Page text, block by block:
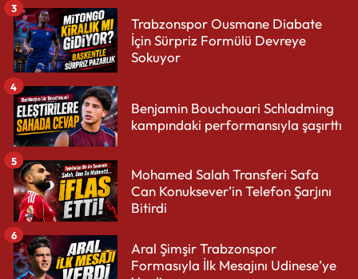
Trabzonspor Ousmane Diabate
İçin Sürpriz Formülü Devreye
Sokuyor
3
Benjamin Bouchouari Schladming
kampındaki performansıyla şaşırttı
4
Mohamed Salah Transferi Safa
Can Konuksever’in Telefon Şarjını
Bitirdi
5
Aral Şimşir Trabzonspor
Formasıyla İlk Mesajını Udinese’ye
6